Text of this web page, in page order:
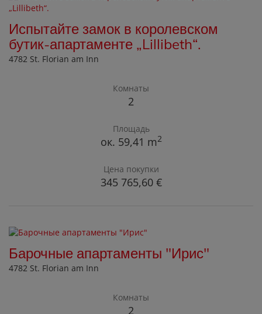
Испытайте замок в королевском
бутик-апартаменте „Lillibeth“.
4782 St. Florian am Inn
Комнаты
2
Площадь
ок. 59,41 m2
Цена покупки
345 765,60 €
Барочные апартаменты "Ирис"
4782 St. Florian am Inn
Комнаты
2